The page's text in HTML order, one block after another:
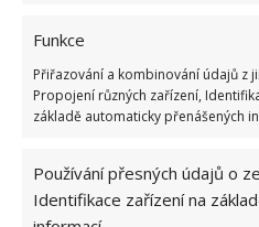
Funkce
Přiřazování a kombinování údajů z
Propojení různých zařízení,
základě automaticky přenášených
Používání přesných údajů o
Identifikace zařízení na
OBLÍBENÉ ČLÁNKY
Pokuta až 10 000
nesekání trávy.